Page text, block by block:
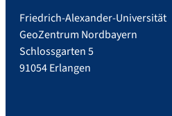
Friedrich-Alexander-Universität
GeoZentrum Nordbayern
Schlossgarten 5
91054 Erlangen